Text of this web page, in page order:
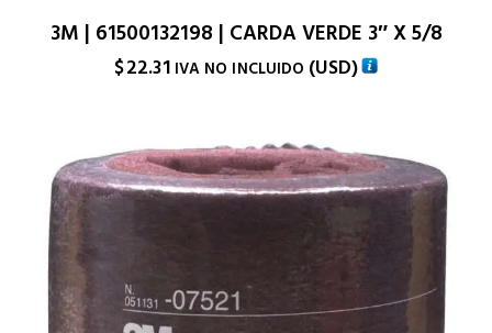
3M | 61500132198 | CARDA VERDE 3″ X 5/8
$22.31 IVA NO INCLUIDO (USD)